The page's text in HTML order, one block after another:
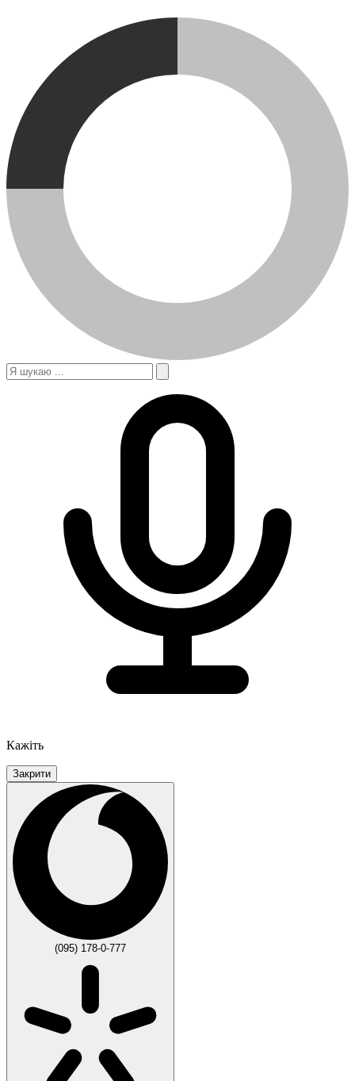
Кажіть
Закрити
(095) 178-0-777